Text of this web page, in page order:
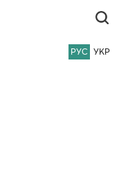
РУС УКР